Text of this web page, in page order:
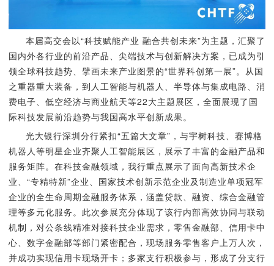
本届高交会以“科技赋能产业 融合共创未来”为主题，汇聚了
国内外各行业的前沿产品、尖端技术与创新解决方案，已成为引
领全球科技趋势、擘画未来产业图景的“世界科创第一展”。从国
之重器重大装备，到人工智能与机器人、半导体与集成电路、消
费电子、低空经济与商业航天等22大主题展区，全面展现了国
际科技发展前沿趋势与我国高水平创新成果。
光大银行深圳分行紧扣“五篇大文章”，与宇树科技、赛博格
机器人等明星企业齐聚人工智能展区，展示了丰富的金融产品和
服务矩阵。在科技金融领域，我行重点展示了面向高新技术企
业、“专精特新”企业、国家技术创新示范企业及制造业单项冠军
企业的全生命周期金融服务体系，涵盖贷款、融资、综合金融管
理等多元化服务。此次参展充分体现了该行内部高效协同与联动
机制，对公条线精准对接科技企业需求，零售金融部、信用卡中
心、数字金融部等部门紧密配合，现场服务零售客户上万人次，
并成功实现信用卡现场开卡；多家支行积极参与，形成了分支行